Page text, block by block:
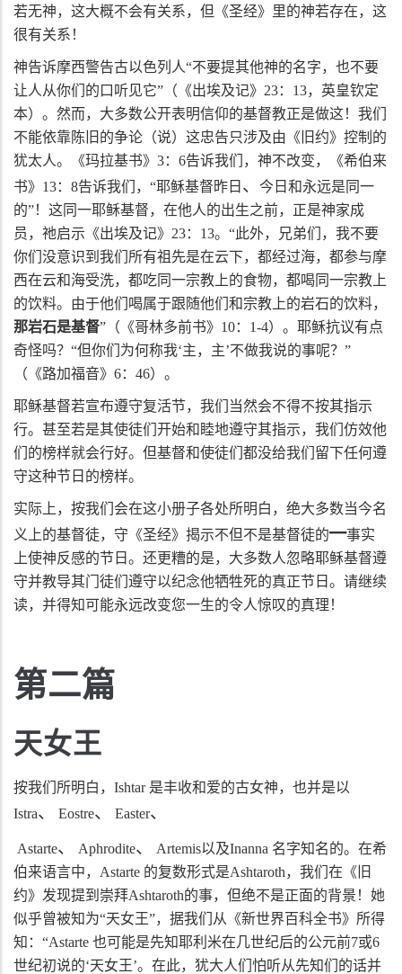
若无神，这大概不会有关系，但《圣经》里的神若存在，这
很有关系！
神告诉摩西警告古以色列人“不要提其他神的名字，也不要
让人从你们的口听见它”（《出埃及记》 23： 13，英皇钦定
本）。然而，大多数公开表明信仰的基督教正是做这！我们
不能依靠陈旧的争论（说）这忠告只涉及由《旧约》控制的
犹太人。《玛拉基书》 3： 6告诉我们，神不改变，《希伯来
书》 13： 8告诉我们，“耶稣基督昨日 、
今日和永远是同一
的”！这同一耶稣基督，在他人的出生之前，正是神家成
员，祂启示《出埃及记》 23： 13。“此外，兄弟们，我不要
你们没意识到我们所有祖先是在云下，都经过海，都参与摩
西在云和海受洗，都吃同一宗教上的食物，都喝同一宗教上
的饮料。由于他们喝属于跟随他们和宗教上的岩石的饮料，
那岩石是基督”（《哥林多前书》 10： 1-4）。耶稣抗议有点
奇怪吗？“但你们为何称我‘主，主’不做我说的事呢？”
（《路加福音》 6： 46）。
耶稣基督若宣布遵守复活节，我们当然会不得不按其指示
行。甚至若是其使徒们开始和睦地遵守其指示，我们仿效他
们的榜样就会行好。但基督和使徒们都没给我们留下任何遵
守这种节日的榜样。
实际上，按我们会在这小册子各处所明白，绝大多数当今名
义上的基督徒，守《圣经》揭示不但不是基督徒的━事实
上使神反感的节日。还更糟的是，大多数人忽略耶稣基督遵
守并教导其门徒们遵守以纪念他牺牲死的真正节日。请继续
读，并得知可能永远改变您一生的令人惊叹的真理！
第二篇
天女王
按我们所明白， Ishtar 是丰收和爱的古女神，也并是以
Istra、 Eostre、 Easter、
Astarte、 Aphrodite、 Artemis以及Inanna 名字知名的。在希
伯来语言中， Astarte 的复数形式是Ashtaroth，我们在《旧
约》发现提到崇拜Ashtaroth的事，但绝不是正面的背景！她
似乎曾被知为“天女王”，据我们从《新世界百科全书》所得
知：“Astarte 也可能是先知耶利米在几世纪后的公元前7或6
世纪初说的‘天女王’。在此，犹大人们怕听从先知们的话并